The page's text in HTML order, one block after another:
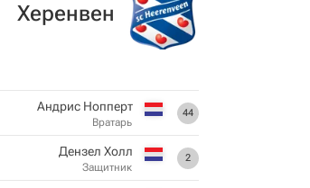
Херенвен
44
Андрис Нопперт
Вратарь
2
Дензел Холл
Защитник